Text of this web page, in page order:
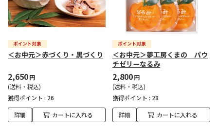
＜お中元＞赤づくり・黒づくり
2,650円
(送料・税込)
獲得ポイント : 26
詳細 カートに入れる
＜お中元＞夢工房くまの パウ
チゼリーなるみ
2,800円
(送料・税込)
獲得ポイント : 28
詳細 カートに入れる